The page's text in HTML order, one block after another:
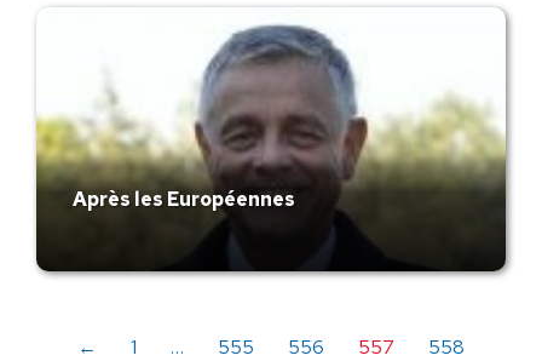
Après les Européennes
← 1 … 555 556 557
558